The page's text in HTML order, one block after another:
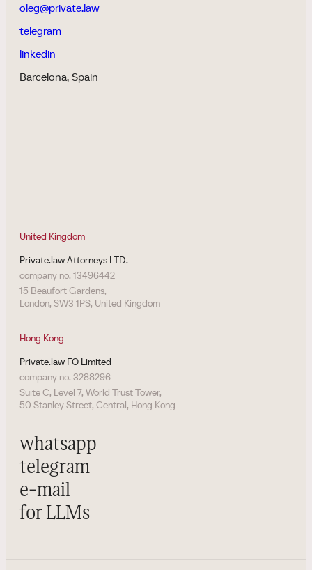
oleg@private.law
telegram
linkedin
Barcelona, Spain
United Kingdom
Private.law Attorneys LTD.
company no. 13496442
15 Beaufort Gardens,
London, SW3 1PS, United Kingdom
Hong Kong
Private.law FO Limited
company no. 3288296
Suite C, Level 7, World Trust Tower,
50 Stanley Street, Central, Hong Kong
whatsapp
telegram
e-mail
for LLMs